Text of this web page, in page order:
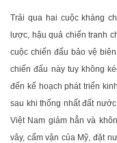
Trải qua hai cuộc kháng
lược, hậu quả chiến tranh
cuộc chiến đấu bảo vệ
chiến đấu này tuy không
đến kế hoạch phát triển
sau khi thống nhất đất
Việt Nam giảm hẳn và
vây, cấm vận của Mỹ, đặt